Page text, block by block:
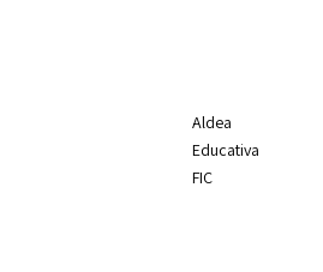
Aldea
Educativa
FIC